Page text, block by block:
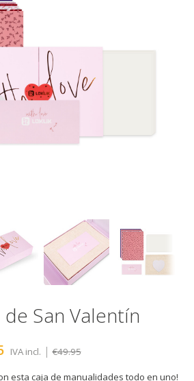
de San Valentín
IVA incl. | €49.95
esta caja de manualidades todo en uno!